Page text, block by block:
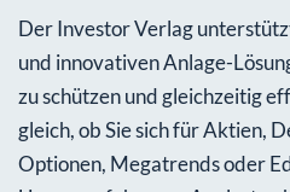
Der Investor Verlag
und innovativen Anlage-
zu schützen und gleichzeitig
gleich, ob Sie sich für Aktien,
Optionen, Megatrends oder